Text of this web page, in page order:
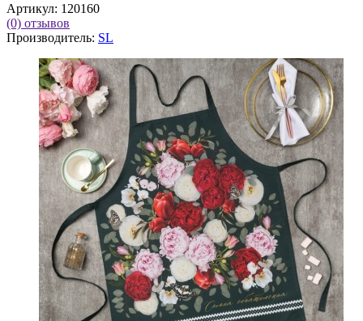
Артикул: 120160
(0) отзывов
Производитель: SL